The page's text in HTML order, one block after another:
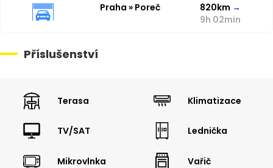
Praha » Poreč 820km →
9h 02min
Příslušenství
Terasa Klimatizace
TV/SAT Lednička
Mikrovlnka Vařič